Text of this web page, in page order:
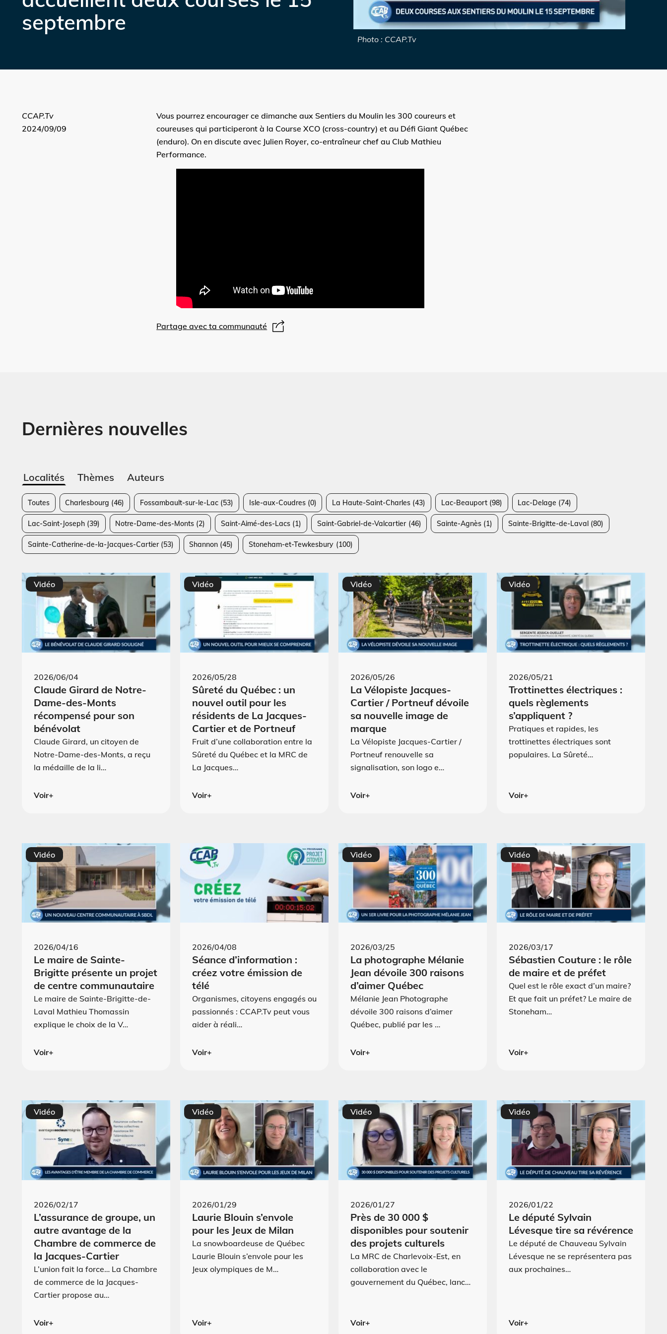
septembre
Photo : CCAP.Tv
CCAP.Tv
2024/09/09
Vous pourrez encourager ce dimanche aux Sentiers du Moulin les 300 coureurs et
coureuses qui participeront à la Course XCO (cross-country) et au Défi Giant Québec
(enduro). On en discute avec Julien Royer, co-entraîneur chef au Club Mathieu
Performance.
Partage avec ta communauté
Dernières nouvelles
Localités Thèmes Auteurs
Toutes Charlesbourg (46) Fossambault-sur-le-Lac(53) Isle-aux-Coudres(0) La Haute-Saint-Charles (43) Lac-Beauport(98) Lac-Delage (74)
Lac-Saint-Joseph(39) Notre-Dame-des-Monts (2) Saint-Aimé-des-Lacs(1) Saint-Gabriel-de-Valcartier(46) Sainte-Agnès (1) Sainte-Brigitte-de-Laval(80)
Sainte-Catherine-de-la-Jacques-Cartier(53) Shannon (45) Stoneham-et-Tewkesbury (100)
Vidéo
2026/06/04
Claude Girard de Notre-
Dame-des-Monts
récompensé pour son
bénévolat
Claude Girard, un citoyen de
Notre-Dame-des-Monts, a reçu
la médaille de la li…
Voir+
Vidéo
2026/05/28
Sûreté du Québec : un
nouvel outil pour les
résidents de La Jacques-
Cartier et de Portneuf
Fruit d’une collaboration entre la
Sûreté du Québec et la MRC de
La Jacques…
Voir+
Vidéo
2026/05/26
La Vélopiste Jacques-
Cartier / Portneuf dévoile
sa nouvelle image de
marque
La Vélopiste Jacques-Cartier /
Portneuf renouvelle sa
signalisation, son logo e…
Voir+
Vidéo
2026/05/21
Trottinettes électriques :
quels règlements
s’appliquent ?
Pratiques et rapides, les
trottinettes électriques sont
populaires. La Sûreté…
Voir+
Vidéo
2026/04/16
Le maire de Sainte-
Brigitte présente un projet
de centre communautaire
Le maire de Sainte-Brigitte-de-
Laval Mathieu Thomassin
explique le choix de la V…
Voir+
2026/04/08
Séance d’information :
créez votre émission de
télé
Organismes, citoyens engagés ou
passionnés : CCAP.Tv peut vous
aider à réali…
Voir+
Vidéo
2026/03/25
La photographe Mélanie
Jean dévoile 300 raisons
d’aimer Québec
Mélanie Jean Photographe
dévoile 300 raisons d’aimer
Québec, publié par les …
Voir+
Vidéo
2026/03/17
Sébastien Couture : le rôle
de maire et de préfet
Quel est le rôle exact d’un maire?
Et que fait un préfet? Le maire de
Stoneham…
Voir+
Vidéo
2026/02/17
L’assurance de groupe, un
autre avantage de la
Chambre de commerce de
la Jacques-Cartier
L’union fait la force… La Chambre
de commerce de la Jacques-
Cartier propose au…
Voir+
Vidéo
2026/01/29
Laurie Blouin s’envole
pour les Jeux de Milan
La snowboardeuse de Québec
Laurie Blouin s’envole pour les
Jeux olympiques de M…
Voir+
Vidéo
2026/01/27
Près de 30 000 $
disponibles pour soutenir
des projets culturels
La MRC de Charlevoix-Est, en
collaboration avec le
gouvernement du Québec, lanc…
Voir+
Vidéo
2026/01/22
Le député Sylvain
Lévesque tire sa révérence
Le député de Chauveau Sylvain
Lévesque ne se représentera pas
aux prochaines…
Voir+